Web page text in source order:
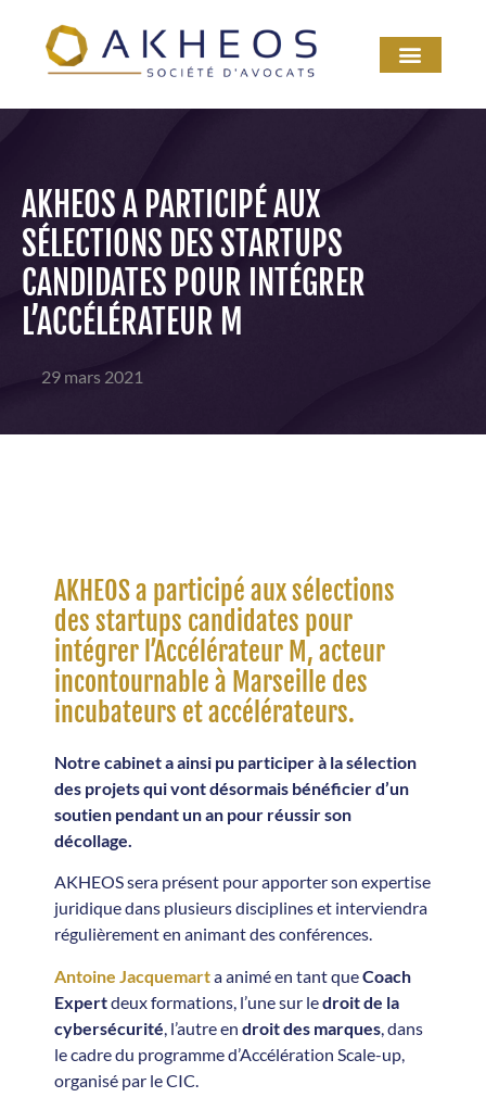
AKHEOS A PARTICIPÉ AUX
SÉLECTIONS DES STARTUPS
CANDIDATES POUR INTÉGRER
L’ACCÉLÉRATEUR M
29 mars 2021
AKHEOS a participé aux sélections
des startups candidates pour
intégrer l’Accélérateur M, acteur
incontournable à Marseille des
incubateurs et accélérateurs.
Notre cabinet a ainsi pu participer à la sélection
des projets qui vont désormais bénéficier d’un
soutien pendant un an pour réussir son
décollage.
AKHEOS sera présent pour apporter son expertise
juridique dans plusieurs disciplines et interviendra
régulièrement en animant des conférences.
Antoine Jacquemarta animé en tant queCoach
Expertdeux formations, l’une sur ledroit de la
cybersécurité , l’autre en droit des marques , dans
le cadre du programme d’Accélération Scale-up,
organisé par le CIC.